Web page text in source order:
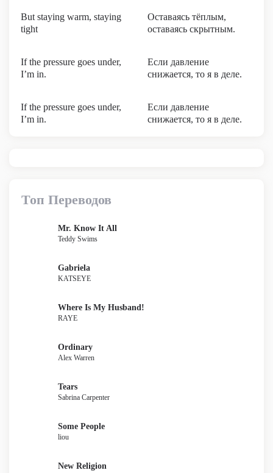
But staying warm, staying
tight
Оставаясь тёплым,
оставаясь скрытным.
If the pressure goes under,
I’m in.
Если давление
снижается, то я в деле.
If the pressure goes under,
I’m in.
Если давление
снижается, то я в деле.
Топ Переводов
Mr. Know It All
Teddy Swims
Gabriela
KATSEYE
Where Is My Husband!
RAYE
Ordinary
Alex Warren
Tears
Sabrina Carpenter
Some People
liou
New Religion